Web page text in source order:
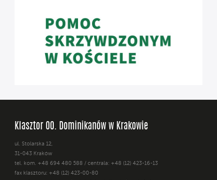
Klasztor OO. Dominikanów w Krakowie
ul. Stolarska 12,
31-043 Kraków
tel. kom. +48 694 480 588 / centrala: +48 (12) 423-16-13
fax klasztoru: +48 (12) 423-00-80